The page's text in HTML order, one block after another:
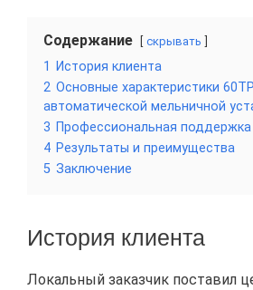
Содержание скрывать
1
История клиента
2 Основные характеристики
автоматической мельничной
3 Профессиональная поддержка
4 Результаты и преимущества
5 Заключение
История клиента
Локальный заказчик поставил